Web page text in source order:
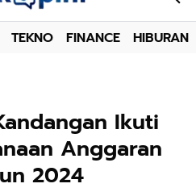
TEKNO FINANCE HIBURAN
Ikuti
Anggaran
2024